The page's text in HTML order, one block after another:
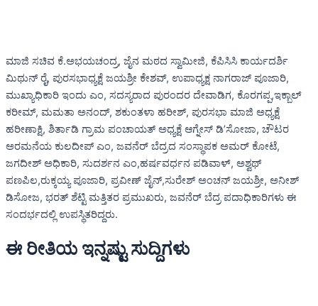
ಮಾಜಿ ಸಚಿವ ಕೆ.ಅಭಯಚಂದ್ರ, ಜೈನ ಮಠದ ಸ್ವಾಮೀಜಿ, ಕೆಪಿಸಿಸಿ ಕಾರ್ಯದರ್ಶಿ
ಮಿಥುನ್ ರೈ, ಪುರಸಭಾಧ್ಯಕ್ಷೆ ಜಯಶ್ರೀ ಕೇಶವ್, ಉಪಾಧ್ಯಕ್ಷ ನಾಗರಾಜ್ ಪೂಜಾರಿ,
ಮುಖ್ಯಾಧಿಕಾರಿ ಇಂದು ಎಂ, ಸದಸ್ಯರಾದ ಪುರಂದರ ದೇವಾಡಿಗ, ಕೊರಗಪ್ಪ,ಇಕ್ಬಾಲ್
ಕರೀಮ್, ಮಮತಾ ಅನಂದ್, ಶಕುಂತಳಾ ಹರೀಶ್, ಪುರಸಭಾ ಮಾಜಿ ಅಧ್ಯಕ್ಷೆ
ಹರೀಣಾಕ್ಷಿ, ಶಿರ್ತಾಡಿ ಗ್ರಾಮ ಪಂಚಾಯತ್ ಅಧ್ಯಕ್ಷೆ ಆಗ್ನೇಸ್ ಡಿ’ಸೋಜಾ, ಚೌಟರ
ಅರಮನೆಯ ಕುಲದೀಪ್ ಎಂ, ಜವನೆರ್ ಬೆದ್ರದ ಸಂಸ್ಥಾಪಕ ಅಮರ್ ಕೋಟೆ,
ಜಗದೀಶ್ ಅಧಿಕಾರಿ, ಸುದರ್ಶನ ಎಂ,ಹರ್ಷವರ್ಧನ ಪಡಿವಾಳ್, ಅಶ್ವಥ್
ಪಣಪಿಲ,ರುಕ್ಕಯ್ಯ ಪೂಜಾರಿ, ಪ್ರವೀಣ್ ಜೈನ್,ಸುರೇಶ್ ಅಂಚನ್ ಜಯಶ್ರೀ, ಅನೀಶ್
ಡಿಸೋಜ, ಭರತ್ ಶೆಟ್ಟಿ ಮತ್ತಿತರ ಪ್ರಮುಖರು, ಜವನೆರ್ ಬೆದ್ರ ಪದಾಧಿಕಾರಿಗಳು ಈ
ಸಂದರ್ಭದಲ್ಲಿ ಉಪಸ್ಥಿತರಿದ್ದರು.
ಈ ರೀತಿಯ ಇನ್ನಷ್ಟು ಸುದ್ದಿಗಳು